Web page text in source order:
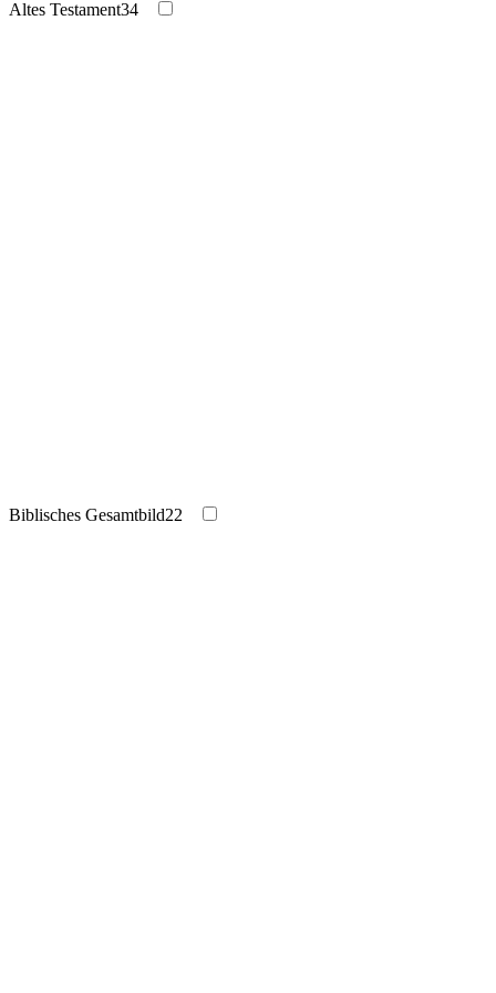
Altes Testament34
Biblisches Gesamtbild22